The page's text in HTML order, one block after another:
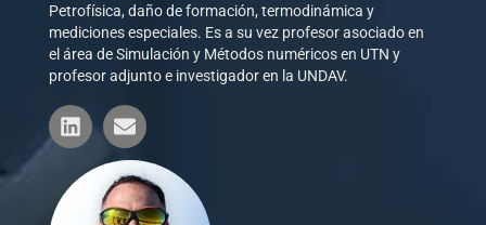
Petrofísica, daño de formación, termodinámica y
mediciones especiales. Es a su vez profesor asociado en
el área de Simulación y Métodos numéricos en UTN y
profesor adjunto e investigador en la UNDAV.